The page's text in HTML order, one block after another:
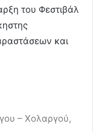
του Φεστιβάλ
και
– Χολαργού,